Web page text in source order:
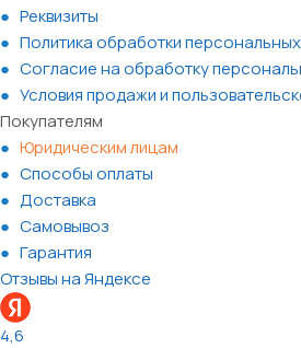
Реквизиты
Политика обработки
Согласие на обработку
Условия продажи и
Покупателям
Юридическим лицам
Способы оплаты
Доставка
Самовывоз
Гарантия
Отзывы на Яндексе
4,6